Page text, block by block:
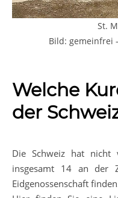
St.
Bild: gemeinfrei
Welche
der
Die Schweiz hat
insgesamt 14 an der
Eidgenossenschaft